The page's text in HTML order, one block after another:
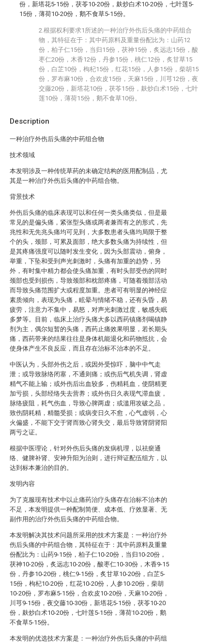
Description
一种治疗外伤后头痛的中药组合物
技术领域
本发明涉及一种传统草药的未确定结构的医用配制品，尤
其是一种治疗外伤后头痛的中药组合物。
背景技术
外伤后头痛的临床表现可以和任何一类头痛类似，但是最
常见的是偏头痛，紧张型头痛或两者兼而有之的形式，先
兆性和无先兆头痛均可见到，大多数患者头痛均局限于整
个的头，颈部，可累及面部，绝大多数头痛为持续性，但
是其疼痛强度可以随时发生变化，因为头部震动，俯身，
举重，下坠和受到声光刺激时，头痛有加重的趋势，另
外，有时集中精力都会使头痛加重，有时头部受伤的同时
颈部也受到损伤，导致颈部和枕部疼痛，可随着颈部活动
而导致头痛范围扩大或程度加重。患者可有明显的神经症
素质倾向，表现为头痛，眩晕与情绪不稳，还有头昏，易
疲劳，注意力不集中，易怒，对声光刺激过度，敏感失眠
多梦等。目前，临床上治疗头痛大多以西药镇痛剂喝镇静
剂为主，偶尔短暂的头痛，西药止痛效果明显，若长期头
痛，西药带来的结果往往是身体机能退化和药物抵抗，会
使身体产生不良反应，而且存在治标不治本的不足。
中医认为，头部外伤之后，或因外受惊吓，脑中中气走
泄；或导致脉络闭塞，不通则痛；或伤后气机失调，肾虚
精气不能上输；或外伤后出血较多，伤精耗血，使阴精更
加亏损，头部经络失去营养；或外伤日久表现气滞血疲，
脉络疲阻，耗气伤血，导致心脾两虚；或滥用攻破之品，
致伤阴耗精，精髓受损；或病变日久不愈，心气虚弱，心
火偏盛，不能下交于肾而致心肾失交，最后导致肾阴肾阳
两亏之证。
根据中医理论，针对外伤后头痛的发病机理，以祛瘀通
络、健脾补肾、安神升阳为治则，进行辩证配伍组方，以
达到标本兼治的目的。
发明内容
为了克服现有技术中以止痛药治疗头痛存在治标不治本的
不足，本发明提供一种配制简便、成本低、疗效显著、无
副作用的治疗外伤后头痛的中药组合物。
本发明解决其技术问题所采用的技术方案是：一种治疗外
伤后头痛的中药组合物，其特征在于：其中药原料及重量
份配比为：山药9-15份，柏子仁10-20份，当归10-20份，
茯神10-20份，炙远志10-20份，酸枣仁10-30份，木香9-15
份，丹参10-20份，桃仁9-15份，炙甘草10-20份，白芷5-
15份，枸杞10-20份，红花10-20份，人参10-20份，柴胡
10-20份，罗布麻5-15份，合欢皮10-20份，天麻10-20份，
川芎9-15份，夜交藤10-30份，新塔花5-15份，茯苓10-20
份，麸炒白术10-20份，七叶莲5-15份，薄荷10-20份，鹅
不食草5-15份。
本发明的优选技术方案是：一种治疗外伤后头痛的中药组
份，新塔花5-15份，茯苓10-20份，麸炒白术10-20份，七叶莲5-
15份，薄荷10-20份，鹅不食草5-15份。
2.根据权利要求1所述的一种治疗外伤后头痛的中药组合
物，其特征在于：其中药原料及重量份配比为：山药12
份，柏子仁15份，当归15份，茯神15份，炙远志15份，酸
枣仁20份，木香12份，丹参15份，桃仁12份，炙甘草15
份，白芷10份，枸杞15份，红花15份，人参15份，柴胡15
份，罗布麻10份，合欢皮15份，天麻15份，川芎12份，夜
交藤20份，新塔花10份，茯苓15份，麸炒白术15份，七叶
莲10份，薄荷15份，鹅不食草10份。